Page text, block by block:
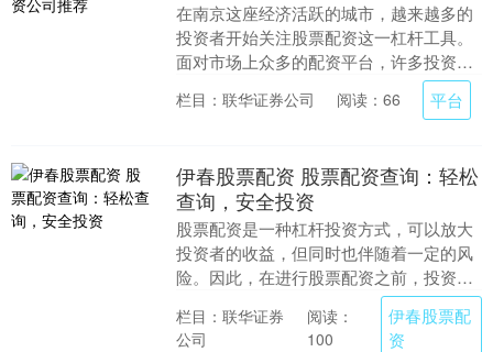
在南京这座经济活跃的城市，越来越多的
投资者开始关注股票配资这一杠杆工具。
面对市场上众多的配资平台，许多投资者
都会产生疑问：**南京股票配资平台哪家
好？** 选择....
栏目：联华证券公司 阅读：66 平台
伊春股票配资 股票配资查询：轻松
查询，安全投资
股票配资是一种杠杆投资方式，可以放大
投资者的收益，但同时也伴随着一定的风
险。因此，在进行股票配资之前，投资者
需要对配资公司进行详细的查询，确保其
合法合规，安全可....
栏目：联华证券
公司
阅读：
100
伊春股票配
资